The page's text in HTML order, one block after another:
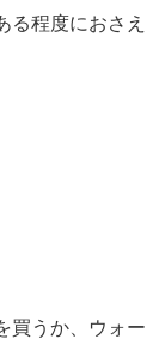
る程度におさえ
買うか、ウォー